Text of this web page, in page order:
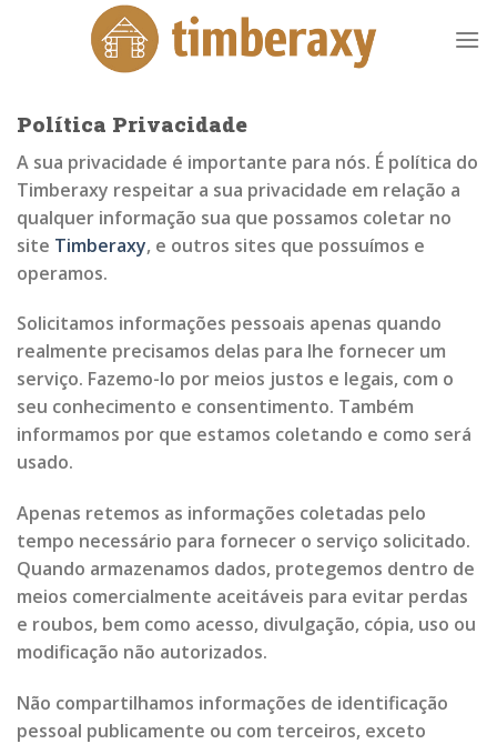
Política Privacidade
A sua privacidade é importante para nós. É política do
Timberaxy respeitar a sua privacidade em relação a
qualquer informação sua que possamos coletar no
site Timberaxy, e outros sites que possuímos e
operamos.
Solicitamos informações pessoais apenas quando
realmente precisamos delas para lhe fornecer um
serviço. Fazemo-lo por meios justos e legais, com o
seu conhecimento e consentimento. Também
informamos por que estamos coletando e como será
usado.
Apenas retemos as informações coletadas pelo
tempo necessário para fornecer o serviço solicitado.
Quando armazenamos dados, protegemos dentro de
meios comercialmente aceitáveis ​​para evitar perdas
e roubos, bem como acesso, divulgação, cópia, uso ou
modificação não autorizados.
Não compartilhamos informações de identificação
pessoal publicamente ou com terceiros, exceto